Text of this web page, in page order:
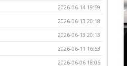
2026-06-14 19:59
2026-06-13 20:18
2026-06-13 20:13
2026-06-11 16:53
2026-06-06 18:05